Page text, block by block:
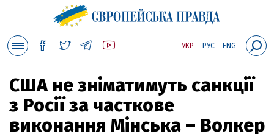
УКР РУС ENG
США не зніматимуть санкції
з Росії за часткове
виконання Мінська – Волкер